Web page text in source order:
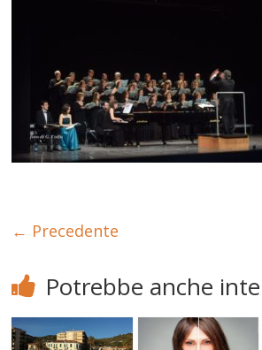
← Precedente
Potrebbe anche